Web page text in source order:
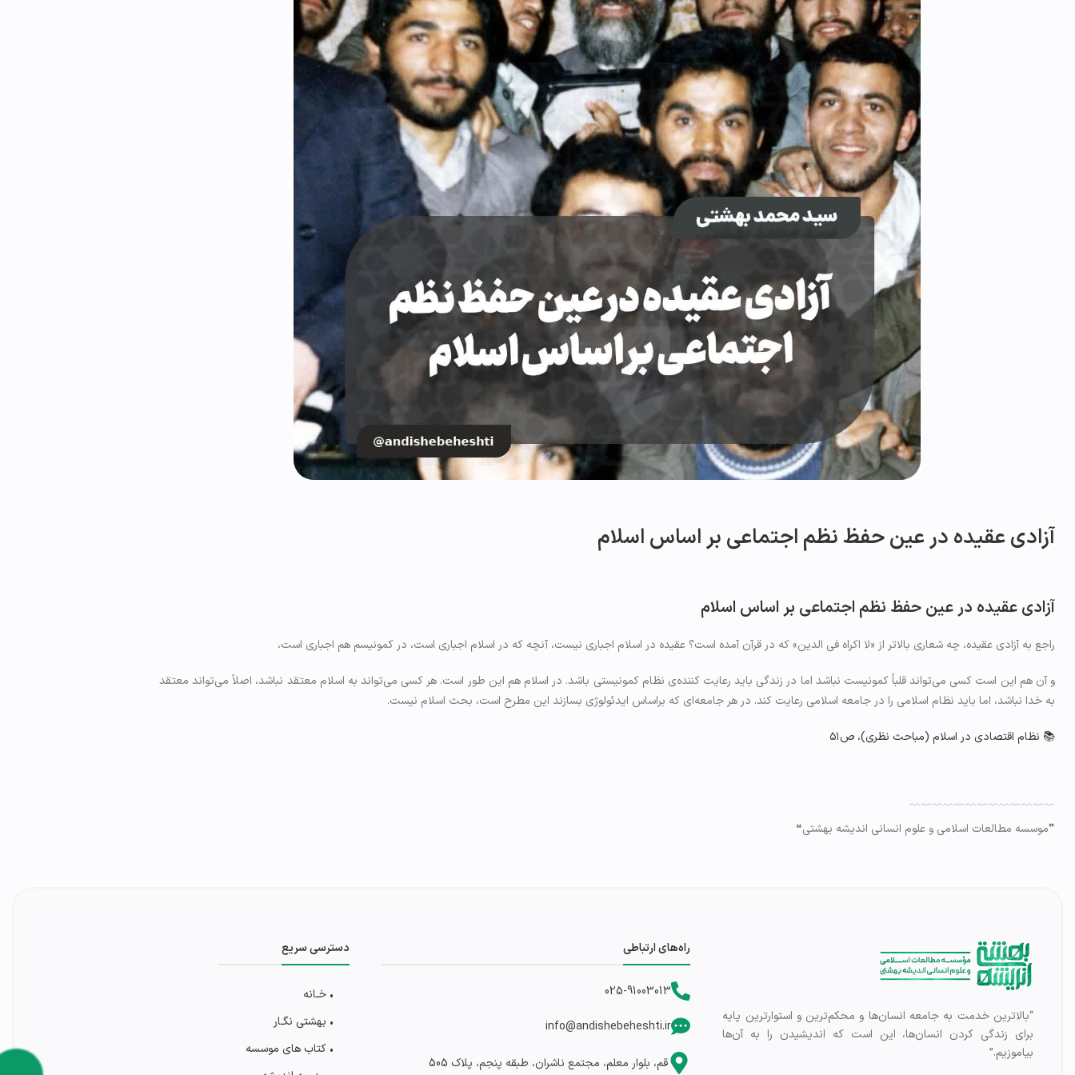
آزادی عقیده در عین حفظ نظم اجتماعی بر اساس اسلام
آزادی عقیده در عین حفظ نظم اجتماعی بر اساس اسلام
راجع به آزادی عقیده، چه شعاری بالاتر از «لا اکراه في الدين» که در قرآن آمده است؟ عقیده در اسلام اجباری نیست، آنچه که در اسلام اجباری است، در کمونیسم هم اجباری است،
و آن هم این است کسی می‌تواند قلباً کمونیست نباشد اما در زندگی باید رعایت کننده‌ی نظام کمونیستی باشد. در اسلام هم این طور است. هر کسی می‌تواند به اسلام معتقد نباشد، اصلاً می‌تواند معتقد
به خدا نباشد، اما باید نظام اسلامی را در جامعه اسلامی رعایت کند. در هر جامعه‌ای که براساس ایدئولوژی بسازند این مطرح است، بحث اسلام نیست.
📚 نظام اقتصادی در اسلام (مباحث نظری)، ص۵۱
﹋﹋﹋﹋﹋﹋﹋﹋﹋﹋﹋﹋﹋
❞موسسه مطالعات اسلامی و علوم انسانی اندیشه بهشتی❝
“بالاترین خدمت به جامعه انسان‌ها و محکم‌ترین و استوارترین پایه
برای زندگی کردن انسان‌ها، این است که اندیشیدن را به آن‌ها
بیاموزیم.”
راه‌های ارتباطی
025-91003013
info@andishebeheshti.ir
قم، بلوار معلم، مجتمع ناشران، طبقه پنجم، پلاک 505
دسترسی سریع
• خـانه
• بهشتی‌ نگـار
• کتاب های موسسه